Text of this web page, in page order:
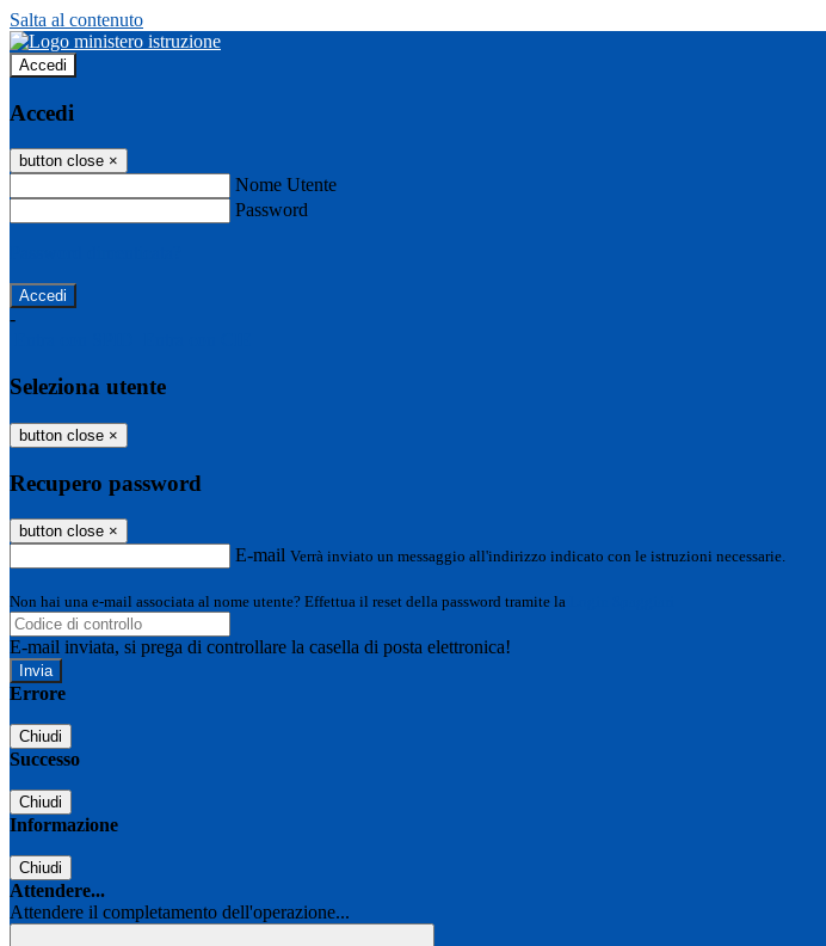
Salta al contenuto
Accedi
Accedi
button close ×
Nome Utente
Password
-
Seleziona utente
button close ×
Recupero password
button close ×
E-mail Verrà inviato un messaggio all'indirizzo indicato con le istruzioni necessarie.
Non hai una e-mail associata al nome utente? Effettua il reset della password tramite la
E-mail inviata, si prega di controllare la casella di posta elettronica!
Errore
Chiudi
Successo
Chiudi
Informazione
Chiudi
Attendere...
Attendere il completamento dell'operazione...